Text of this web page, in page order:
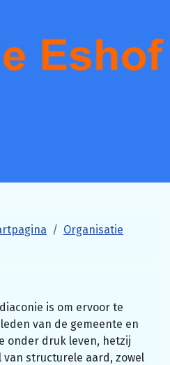
Organisatie
is om ervoor te
van de gemeente en
onder druk leven, hetzij
structurele aard, zowel